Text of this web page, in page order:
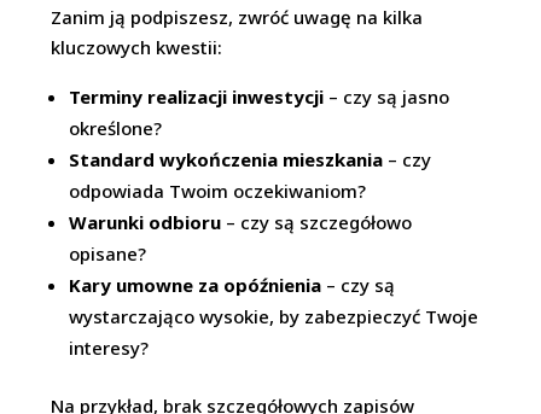
Zanim ją podpiszesz, zwróć uwagę na kilka
kluczowych kwestii:
Terminy realizacji inwestycji – czy są jasno
określone?
Standard wykończenia mieszkania – czy
odpowiada Twoim oczekiwaniom?
Warunki odbioru – czy są szczegółowo
opisane?
Kary umowne za opóźnienia – czy są
wystarczająco wysokie, by zabezpieczyć Twoje
interesy?
Na przykład, brak szczegółowych zapisów